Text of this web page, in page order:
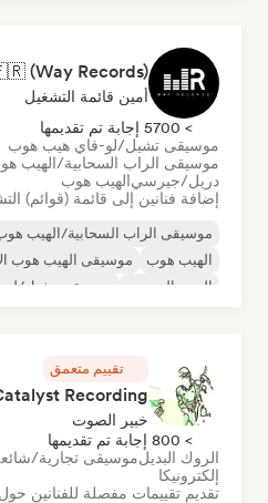
أمين قائمة التشغيل
> 5700 إجابة تم تقديمها
موسيقى تشيل/لو-فاي هيب هوب
موسيقى الراب السحابية/الهيب
دريل/جيرسيالهيب هوب
إضافة فنانين إلى قائمة (قوائم)
موسيقى الراب السحابية/الهيب
الهيب هوب
موسيقى الهيب هوب
البوب الحضري
موسيقى تشيل/
تقييم متعمق
Recording
خبير الصوت
> 800 إجابة تم تقديمها
الروك البديلموسيقى تجارية/
إلكترونيكا
تقديم تقييمات مفصلة للفنانين